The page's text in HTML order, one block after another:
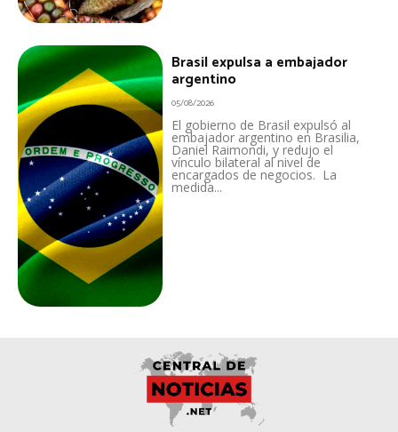
Brasil expulsa a embajador
argentino
05/08/2026
El gobierno de Brasil expulsó al
embajador argentino en Brasilia,
Daniel Raimondi, y redujo el
vínculo bilateral al nivel de
encargados de negocios. La
medida...